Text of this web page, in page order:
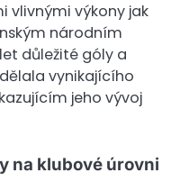
vlivnými výkony jak
národním
důležité góly a
vynikajícího
jeho vývoj
na klubové úrovni